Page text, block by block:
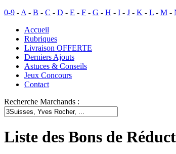
0-9 - A - B - C - D - E - F - G - H - I - J - K - L - M -
Accueil
Rubriques
Livraison OFFERTE
Derniers Ajouts
Astuces & Conseils
Jeux Concours
Contact
Recherche Marchands :
Liste des Bons de